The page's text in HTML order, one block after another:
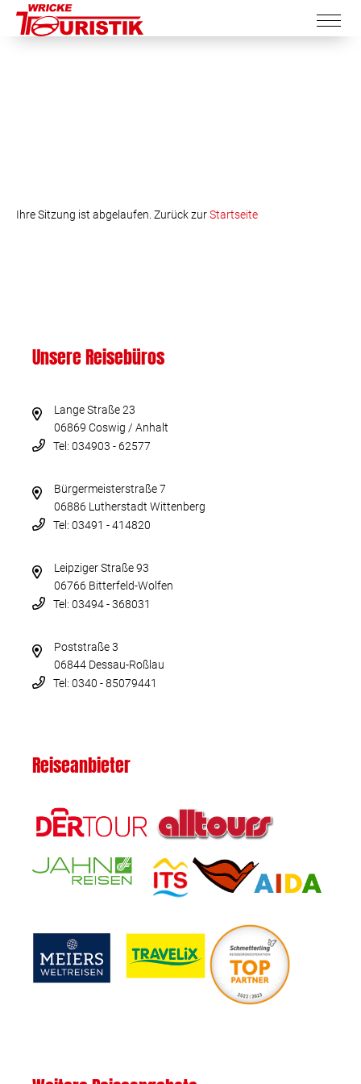
Ihre Sitzung ist abgelaufen. Zurück zurStartseite
Unsere Reisebüros
Lange Straße 23
06869 Coswig / Anhalt
Tel: 034903 - 62577
Bürgermeisterstraße 7
06886 Lutherstadt Wittenberg
Tel: 03491 - 414820
Leipziger Straße 93
06766 Bitterfeld-Wolfen
Tel: 03494 - 368031
Poststraße 3
06844 Dessau-Roßlau
Tel: 0340 - 85079441
Reiseanbieter